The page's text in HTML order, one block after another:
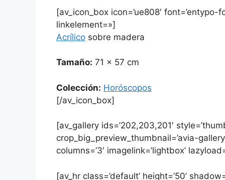
[av_icon_box icon=’ue808′
linkelement=»]
Acrílico sobre madera
Tamaño: 71 x 57 cm
Colección: Horóscopos
[/av_icon_box]
[av_gallery ids=’202,203,201′
crop_big_preview_thumbnail=’avia-
columns=’3′ imagelink=’lightbox’
[av_hr class=’default’ height=’50’